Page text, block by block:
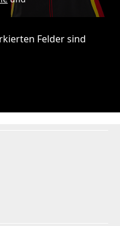
Felder sind